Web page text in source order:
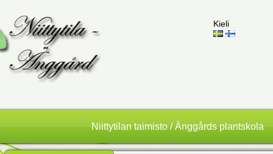
Kieli
Niittytilan taimisto / Änggårds plantskola